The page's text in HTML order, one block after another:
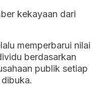
kekayaan dari
memperbarui nilai
berdasarkan
publik setiap